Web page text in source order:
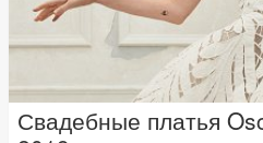
Свадебные платья